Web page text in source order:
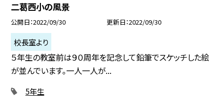
二葛西小の風景
公開日 2022/09/30 更新日 2022/09/30
校長室より
５年生の教室前は９０周年を記念して鉛筆でスケッチした絵
が並んでいます。一人一人が...
5年生